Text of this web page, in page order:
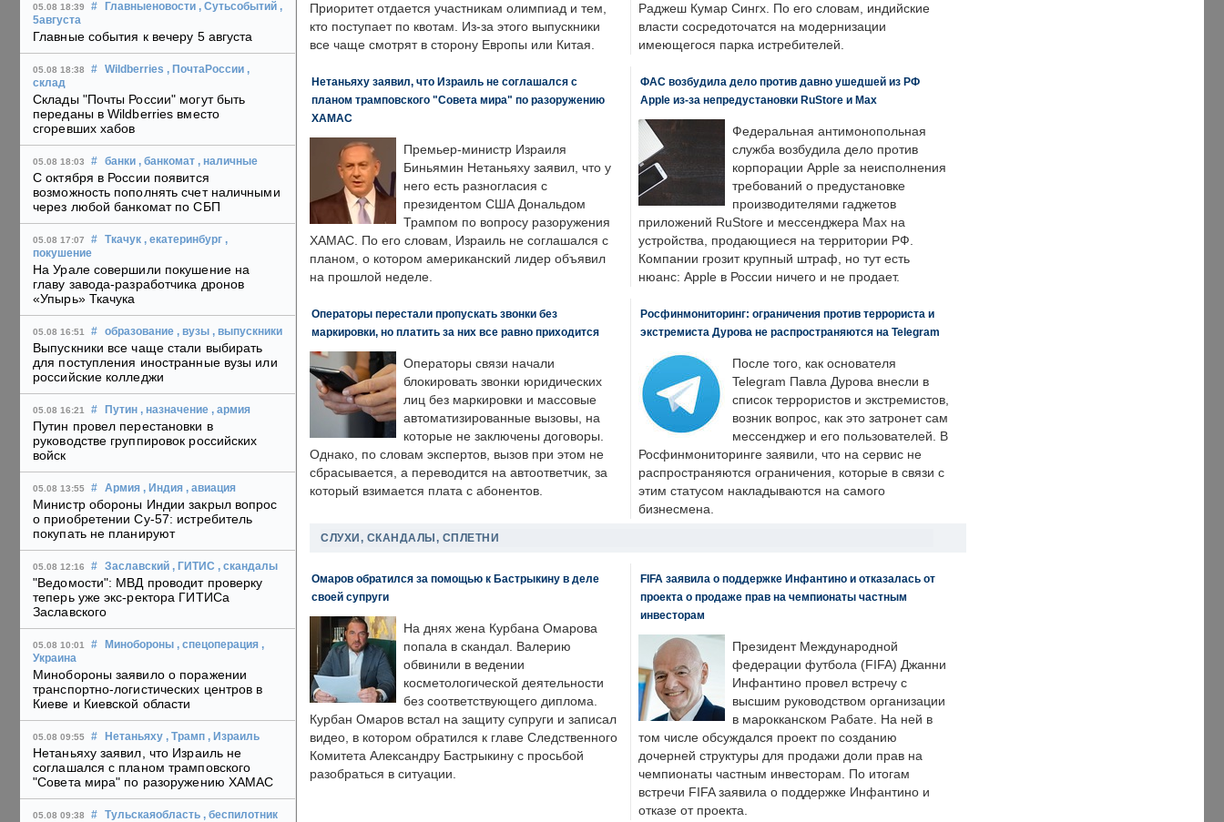
05.08 18:39 # Главныеновости , Сутьсобытий ,
5августа
Главные события к вечеру 5 августа
05.08 18:38 # Wildberries , ПочтаРоссии ,
склад
Склады "Почты России" могут быть
переданы в Wildberries вместо
сгоревших хабов
05.08 18:03 # банки , банкомат , наличные
С октября в России появится
возможность пополнять счет наличными
через любой банкомат по СБП
05.08 17:07 # Ткачук , екатеринбург ,
покушение
На Урале совершили покушение на
главу завода-разработчика дронов
«Упырь» Ткачука
05.08 16:51 # образование , вузы , выпускники
Выпускники все чаще стали выбирать
для поступления иностранные вузы или
российские колледжи
05.08 16:21 # Путин , назначение , армия
Путин провел перестановки в
руководстве группировок российских
войск
05.08 13:55 # Армия , Индия , авиация
Министр обороны Индии закрыл вопрос
о приобретении Су-57: истребитель
покупать не планируют
05.08 12:16 # Заславский , ГИТИС , скандалы
"Ведомости": МВД проводит проверку
теперь уже экс-ректора ГИТИСа
Заславского
05.08 10:01 # Минобороны , спецоперация ,
Украина
Минобороны заявило о поражении
транспортно-логистических центров в
Киеве и Киевской области
05.08 09:55 # Нетаньяху , Трамп , Израиль
Нетаньяху заявил, что Израиль не
соглашался с планом трамповского
"Совета мира" по разоружению ХАМАС
05.08 09:38 # Тульскаяобласть , беспилотник
Приоритет отдается участникам олимпиад и тем,
кто поступает по квотам. Из-за этого выпускники
все чаще смотрят в сторону Европы или Китая.
Раджеш Кумар Сингх. По его словам, индийские
власти сосредоточатся на модернизации
имеющегося парка истребителей.
Нетаньяху заявил, что Израиль не соглашался с
планом трамповского "Совета мира" по разоружению
ХАМАС
Премьер-министр Израиля
Биньямин Нетаньяху заявил, что у
него есть разногласия с
президентом США Дональдом
Трампом по вопросу разоружения
ХАМАС. По его словам, Израиль не соглашался с
планом, о котором американский лидер объявил
на прошлой неделе.
ФАС возбудила дело против давно ушедшей из РФ
Apple из-за непредустановки RuStore и Max
Федеральная антимонопольная
служба возбудила дело против
корпорации Apple за неисполнения
требований о предустановке
производителями гаджетов
приложений RuStore и мессенджера Max на
устройства, продающиеся на территории РФ.
Компании грозит крупный штраф, но тут есть
нюанс: Apple в России ничего и не продает.
Операторы перестали пропускать звонки без
маркировки, но платить за них все равно приходится
Операторы связи начали
блокировать звонки юридических
лиц без маркировки и массовые
автоматизированные вызовы, на
которые не заключены договоры.
Однако, по словам экспертов, вызов при этом не
сбрасывается, а переводится на автоответчик, за
который взимается плата с абонентов.
Росфинмониторинг: ограничения против террориста и
экстремиста Дурова не распространяются на Telegram
После того, как основателя
Telegram Павла Дурова внесли в
список террористов и экстремистов,
возник вопрос, как это затронет сам
мессенджер и его пользователей. В
Росфинмониторинге заявили, что на сервис не
распространяются ограничения, которые в связи с
этим статусом накладываются на самого
бизнесмена.
СЛУХИ, СКАНДАЛЫ, СПЛЕТНИ
Омаров обратился за помощью к Бастрыкину в деле
своей супруги
На днях жена Курбана Омарова
попала в скандал. Валерию
обвинили в ведении
косметологической деятельности
без соответствующего диплома.
Курбан Омаров встал на защиту супруги и записал
видео, в котором обратился к главе Следственного
Комитета Александру Бастрыкину с просьбой
разобраться в ситуации.
FIFA заявила о поддержке Инфантино и отказалась от
проекта о продаже прав на чемпионаты частным
инвесторам
Президент Международной
федерации футбола (FIFA) Джанни
Инфантино провел встречу с
высшим руководством организации
в марокканском Рабате. На ней в
том числе обсуждался проект по созданию
дочерней структуры для продажи доли прав на
чемпионаты частным инвесторам. По итогам
встречи FIFA заявила о поддержке Инфантино и
отказе от проекта.